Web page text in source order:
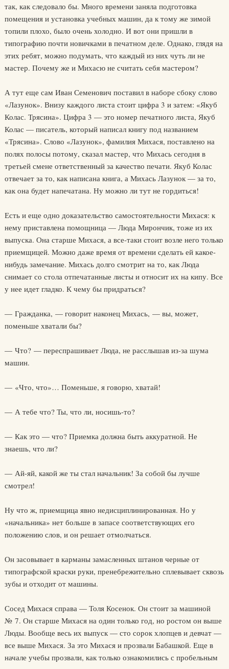
так, как следовало бы. Много времени заняла подготовка
помещения и установка учебных машин, да к тому же зимой
топили плохо, было очень холодно. И вот они пришли в
типографию почти новичками в печатном деле. Однако, глядя на
этих ребят, можно подумать, что каждый из них чуть ли не
мастер. Почему же и Михасю не считать себя мастером?
А тут еще сам Иван Семенович поставил в наборе сбоку слово
«Лазунок». Внизу каждого листа стоит цифра 3 и затем: «Якуб
Колас. Трясина». Цифра 3 — это номер печатного листа, Якуб
Колас — писатель, который написал книгу под названием
«Трясина». Слово «Лазунок», фамилия Михася, поставлено на
полях полосы потому, сказал мастер, что Михась сегодня в
третьей смене ответственный за качество печати. Якуб Колас
отвечает за то, как написана книга, а Михась Лазунок — за то,
как она будет напечатана. Ну можно ли тут не гордиться!
Есть и еще одно доказательство самостоятельности Михася: к
нему приставлена помощница — Люда Мирончик, тоже из их
выпуска. Она старше Михася, а все-таки стоит возле него только
приемщицей. Можно даже время от времени сделать ей какое-
нибудь замечание. Михась долго смотрит на то, как Люда
снимает со стола отпечатанные листы и относит их на кипу. Все
у нее идет гладко. К чему бы придраться?
— Гражданка, — говорит наконец Михась, — вы, может,
поменьше хватали бы?
— Что? — переспрашивает Люда, не расслышав из-за шума
машин.
— «Что, что»… Поменьше, я говорю, хватай!
— А тебе что? Ты, что ли, носишь-то?
— Как это — что? Приемка должна быть аккуратной. Не
знаешь, что ли?
— Ай-яй, какой же ты стал начальник! За собой бы лучше
смотрел!
Ну что ж, приемщица явно недисциплинированная. Но у
«начальника» нет больше в запасе соответствующих его
положению слов, и он решает отмолчаться.
Он засовывает в карманы замасленных штанов черные от
типографской краски руки, пренебрежительно сплевывает сквозь
зубы и отходит от машины.
Сосед Михася справа — Толя Косенок. Он стоит за машиной
№ 7. Он старше Михася на один только год, но ростом он выше
Люды. Вообще весь их выпуск — сто сорок хлопцев и девчат —
все выше Михася. За это Михася и прозвали Бабашкой. Еще в
начале учебы прозвали, как только ознакомились с пробельным